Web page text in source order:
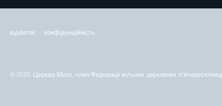
відбиток конфіденційність
© 2020 Церква Місіо, член Федерації вільних церковних